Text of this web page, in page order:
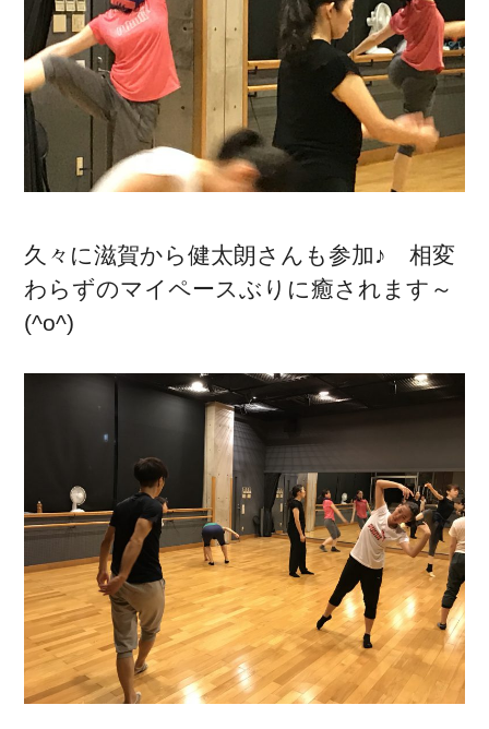
久々に滋賀から健太朗さんも参加♪ 相変
わらずのマイペースぶりに癒されます～
(^o^)